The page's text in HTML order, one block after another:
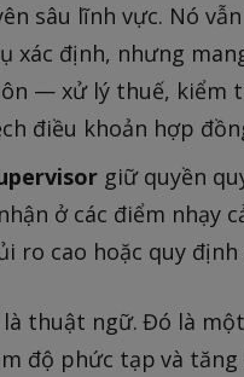
sâu lĩnh vực. Nó
xác định, nhưng
— xử lý thuế, kiểm
điều khoản hợp
giữ quyền
ở các điểm nhạy
ro cao hoặc quy định
thuật ngữ. Đó là
độ phức tạp và tăng